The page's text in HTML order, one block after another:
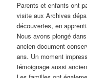
Parents et enfants ont
visite aux Archives
découvertes, en
Nous avons plongé
ancien document
ans. Un moment
témoignage aussi